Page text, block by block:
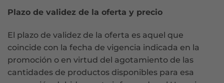
Plazo de validez de la oferta y precio
El plazo de validez de la oferta es aquel que
coincide con la fecha de vigencia indicada en la
promoción o en virtud del agotamiento de las
cantidades de productos disponibles para esa